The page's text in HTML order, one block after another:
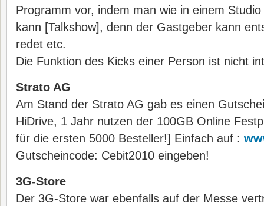
Programm vor, indem man wie in einem
kann [Talkshow], denn der Gastgeber kann
redet etc.
Die Funktion des Kicks einer Person ist nicht
Strato AG
Am Stand der Strato AG gab es einen
HiDrive, 1 Jahr nutzen der 100GB Online
für die ersten 5000 Besteller!] Einfach auf :
Gutscheincode: Cebit2010 eingeben!
3G-Store
Der 3G-Store war ebenfalls auf der Messe